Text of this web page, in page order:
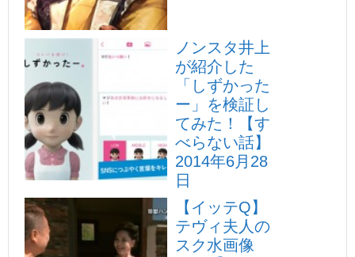
ノンスタ井上
が紹介した
「しずかった
ー」を検証し
てみた！【す
べらない話】
2014年6月28
日
【イッテQ】
テヴィ夫人の
スク水画像